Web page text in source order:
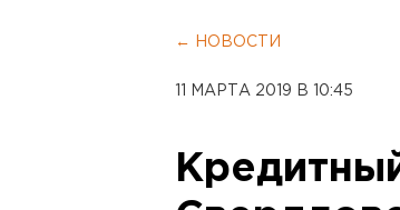
← НОВОСТИ
11 МАРТА 2019 В 10:45